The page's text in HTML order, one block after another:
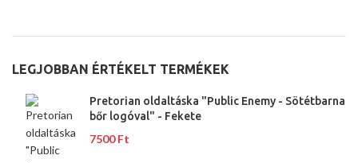
LEGJOBBAN ÉRTÉKELT TERMÉKEK
Pretorian oldaltáska "Public Enemy - Sötétbarna
bőr logóval" - Fekete
7500Ft